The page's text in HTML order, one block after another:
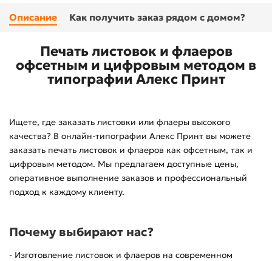
Описание Как получить заказ рядом с домом?
Печать листовок и флаеров
офсетным и цифровым методом в
типографии Алекс Принт
Ищете, где заказать листовки или флаеры высокого
качества? В онлайн-типографии Алекс Принт вы можете
заказать печать листовок и флаеров как офсетным, так и
цифровым методом. Мы предлагаем доступные цены,
оперативное выполнение заказов и профессиональный
подход к каждому клиенту.
Почему выбирают нас?
- Изготовление листовок и флаеров на современном